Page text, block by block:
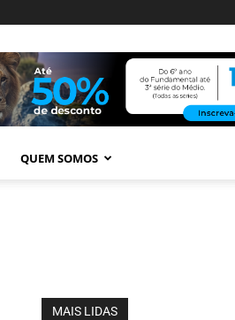
QUEM SOMOS
MAIS LIDAS